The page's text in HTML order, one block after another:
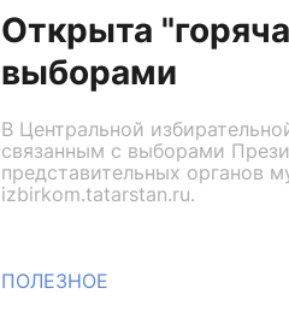
Открыта
выборами
В Центральной
связанным с выборами
представительных органов
izbirkom.tatarstan.ru.
ПОЛЕЗНОЕ